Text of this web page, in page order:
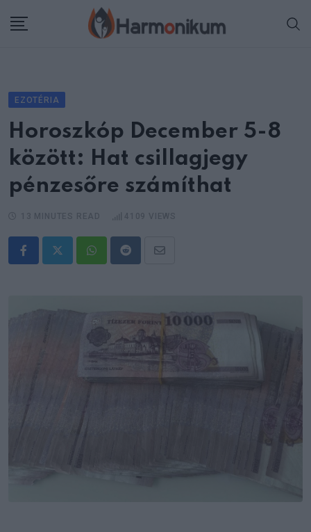
EZOTÉRIA
Horoszkóp December 5-8
között: Hat csillagjegy
pénzesőre számíthat
WhatsappRedditShare